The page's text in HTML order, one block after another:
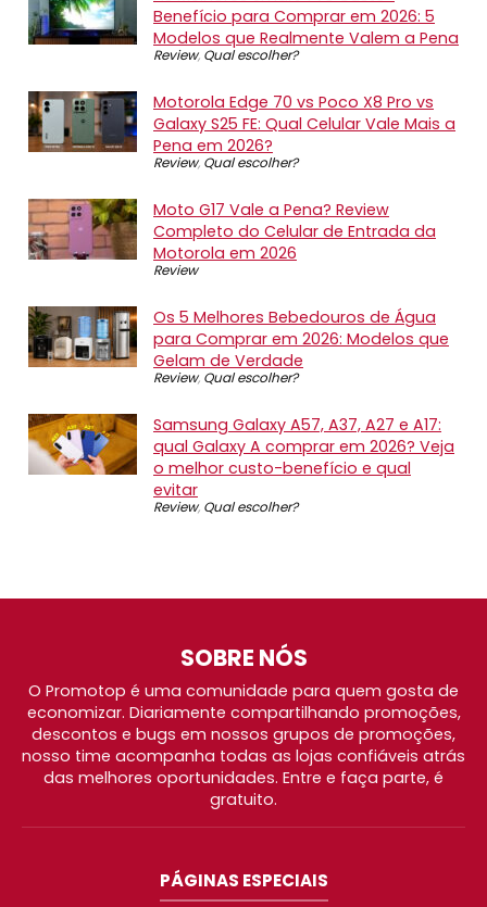
Benefício para Comprar em 2026: 5
Modelos que Realmente Valem a Pena
Review, Qual escolher?
Motorola Edge 70 vs Poco X8 Pro vs
Galaxy S25 FE: Qual Celular Vale Mais a
Pena em 2026?
Review, Qual escolher?
Moto G17 Vale a Pena? Review
Completo do Celular de Entrada da
Motorola em 2026
Review
Os 5 Melhores Bebedouros de Água
para Comprar em 2026: Modelos que
Gelam de Verdade
Review, Qual escolher?
Samsung Galaxy A57, A37, A27 e A17:
qual Galaxy A comprar em 2026? Veja
o melhor custo-benefício e qual
evitar
Review, Qual escolher?
SOBRE NÓS
O Promotop é uma comunidade para quem gosta de
economizar. Diariamente compartilhando promoções,
descontos e bugs em nossos grupos de promoções,
nosso time acompanha todas as lojas confiáveis atrás
das melhores oportunidades. Entre e faça parte, é
gratuito.
PÁGINAS ESPECIAIS